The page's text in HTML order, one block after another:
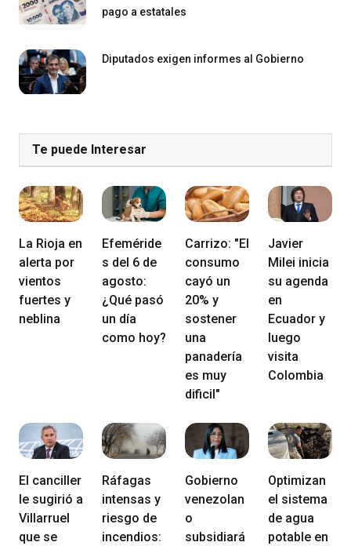
pago a estatales
Diputados exigen informes al Gobierno
Te puede Interesar
La Rioja en
alerta por
vientos
fuertes y
neblina
Efeméride
s del 6 de
agosto:
¿Qué pasó
un día
como hoy?
Carrizo: "El
consumo
cayó un
20% y
sostener
una
panadería
es muy
dificil"
Javier
Milei inicia
su agenda
en
Ecuador y
luego
visita
Colombia
El canciller
le sugirió a
Villarruel
que se
Ráfagas
intensas y
riesgo de
incendios:
Gobierno
venezolan
o
subsidiará
Optimizan
el sistema
de agua
potable en